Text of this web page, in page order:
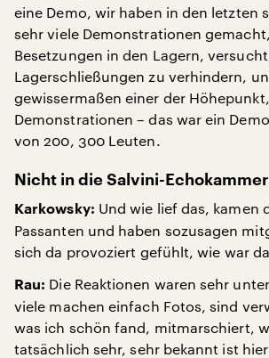
eine Demo, wir haben in den letzten
sehr viele Demonstrationen
Besetzungen in den Lagern,
Lagerschließungen zu verhindern,
gewissermaßen einer der
Demonstrationen – das war ein
von 200, 300 Leuten.
Nicht in die Salvini-Echokammer
Karkowsky: Und wie lief das, kamen
Passanten und haben sozusagen
sich da provoziert gefühlt, wie war
Rau: Die Reaktionen waren sehr
viele machen einfach Fotos, sind
was ich schön fand, mitmarschiert,
tatsächlich sehr, sehr bekannt ist